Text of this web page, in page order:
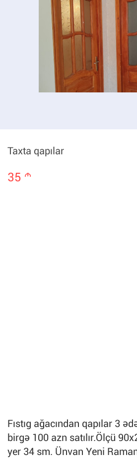
Taxta qapılar
35 m
Fıstıg ağacından qapılar 3
birgə 100 azn satılır.Ölçü
yer 34 sm. Ünvan Yeni